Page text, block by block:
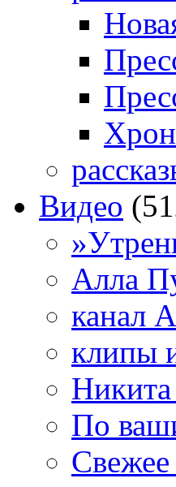
Видео
Алла
канал
клипы
По
Свежее